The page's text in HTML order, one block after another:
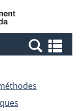
Canada
et